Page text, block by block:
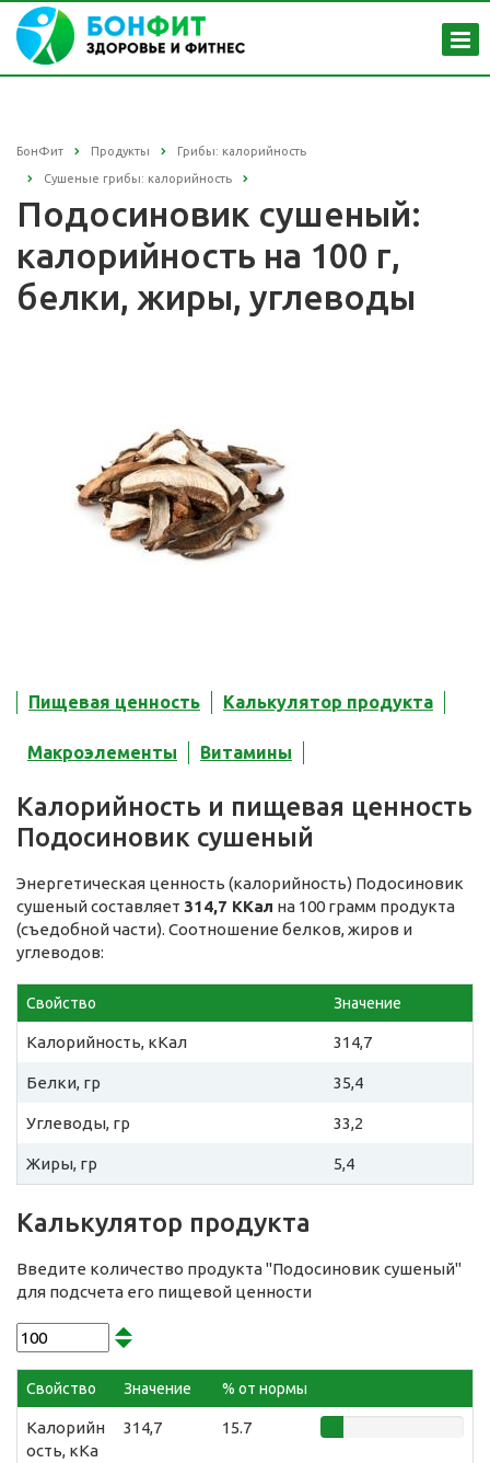
БонФит Продукты Грибы: калорийность
Сушеные грибы: калорийность
Подосиновик сушеный:
калорийность на 100 г,
белки, жиры, углеводы
Пищевая ценность Калькулятор продукта
Макроэлементы Витамины
Калорийность и пищевая ценность
Подосиновик сушеный
Энергетическая ценность (калорийность) Подосиновик
сушеный составляет 314,7 ККал на 100 грамм продукта
(съедобной части). Соотношение белков, жиров и
углеводов:
Свойство Значение
Калорийность, кКал 314,7
Белки, гр 35,4
Углеводы, гр 33,2
Жиры, гр 5,4
Калькулятор продукта
Введите количество продукта "Подосиновик сушеный"
для подсчета его пищевой ценности
Свойство Значение % от нормы
Калорийн
ость, кКа
314,7 15.7